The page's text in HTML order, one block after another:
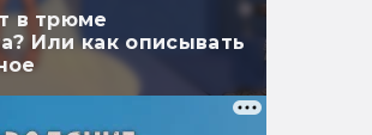
в трюме
Или как описывать